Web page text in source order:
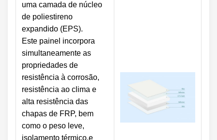
uma camada de núcleo
de poliestireno
expandido (EPS).
Este painel incorpora
simultaneamente as
propriedades de
resistência à corrosão,
resistência ao clima e
alta resistência das
chapas de FRP, bem
como o peso leve,
isolamento térmico,e